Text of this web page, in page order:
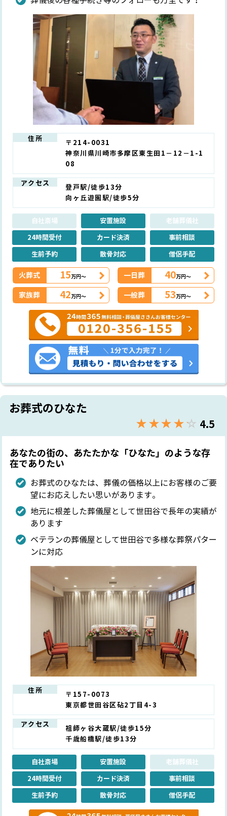
住所
〒214-0031
神奈川県川崎市多摩区東生田1－12－1-1
08
アクセス
登戸駅/徒歩13分
向ヶ丘遊園駅/徒歩5分
自社斎場 安置施設
老舗葬儀社
24時間受付
カード決済
事前相談
生前予約
散骨対応 僧侶手配
火葬式 15万円～ 一日葬 40万円～
家族葬 42万円～ 一般葬 53万円～
お葬式のひなた
★★★★★
☆☆☆☆☆ 4.5
あなたの街の、あたたかな「ひなた」のような存
在でありたい
お葬式のひなたは、葬儀の価格以上にお客様のご要
望にお応えしたい思いがあります。
地元に根差した葬儀屋として世田谷で長年の実績が
あります
ベテランの葬儀屋として世田谷で多様な葬祭パター
ンに対応
住所
〒157-0073
東京都世田谷区砧2丁目4-3
アクセス
祖師ヶ谷大蔵駅/徒歩15分
千歳船橋駅/徒歩13分
自社斎場 安置施設
老舗葬儀社
24時間受付
カード決済
事前相談
生前予約
散骨対応 僧侶手配